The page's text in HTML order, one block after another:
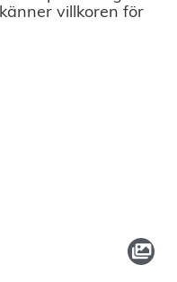
villkoren för